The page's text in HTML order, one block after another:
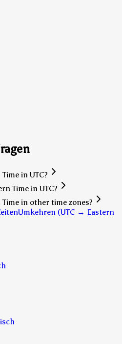
in UTC?
Time in UTC?
in other time zones?
Umkehren (UTC → Eastern